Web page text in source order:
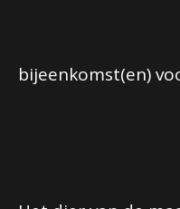
bijeenkomst(en)